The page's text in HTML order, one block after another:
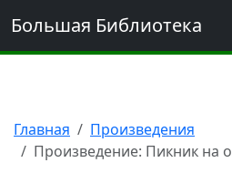
Большая Библиотека
Главная
Произведения
Произведение: Пикник на